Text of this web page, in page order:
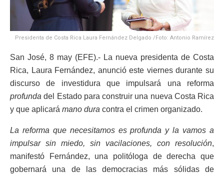
Presidenta de Costa Rica Laura Fernández Delgado /Foto: Antonio Ramírez
San José, 8 may (EFE).- La nueva presidenta de Costa
Rica, Laura Fernández, anunció este viernes durante su
discurso de investidura que impulsará una reforma
profunda del Estado para construir una nueva Costa Rica
y que aplicará mano dura contra el crimen organizado.
La reforma que necesitamos es profunda y la vamos a
impulsar sin miedo, sin vacilaciones, con resolución,
manifestó Fernández, una politóloga de derecha que
gobernará una de las democracias más sólidas de